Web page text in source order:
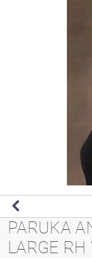
PARUKA
LARGE